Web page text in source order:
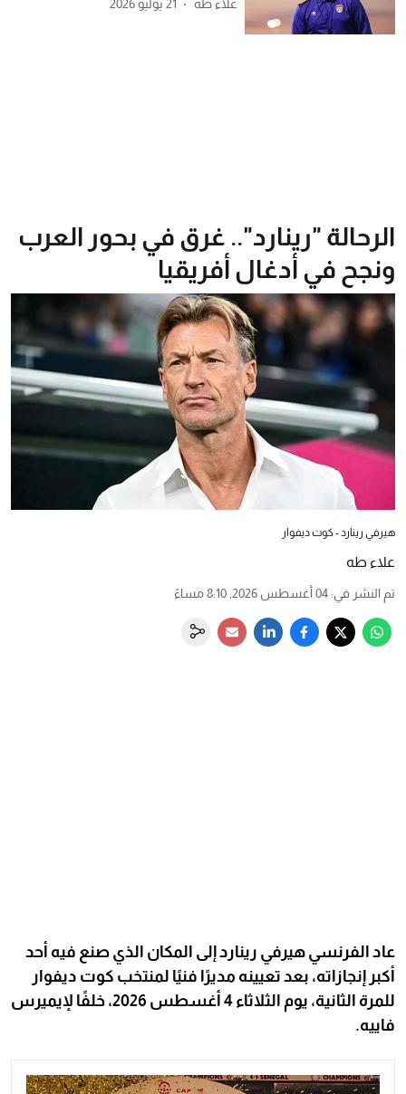
علاء طه 21 يوليو 2026
الرحالة "رينارد".. غرق في بحور العرب
ونجح في أدغال أفريقيا
هيرفي رينارد - كوت ديفوار
علاء طه
تم النشر في: 04 أغسطس 2026, 8:10 مساءً
عاد الفرنسي هيرفي رينارد إلى المكان الذي صنع فيه أحد
أكبر إنجازاته، بعد تعيينه مديرًا فنيًا لمنتخب كوت ديفوار
للمرة الثانية، يوم الثلاثاء 4 أغسطس 2026، خلفًا لإيميرس
فاييه.